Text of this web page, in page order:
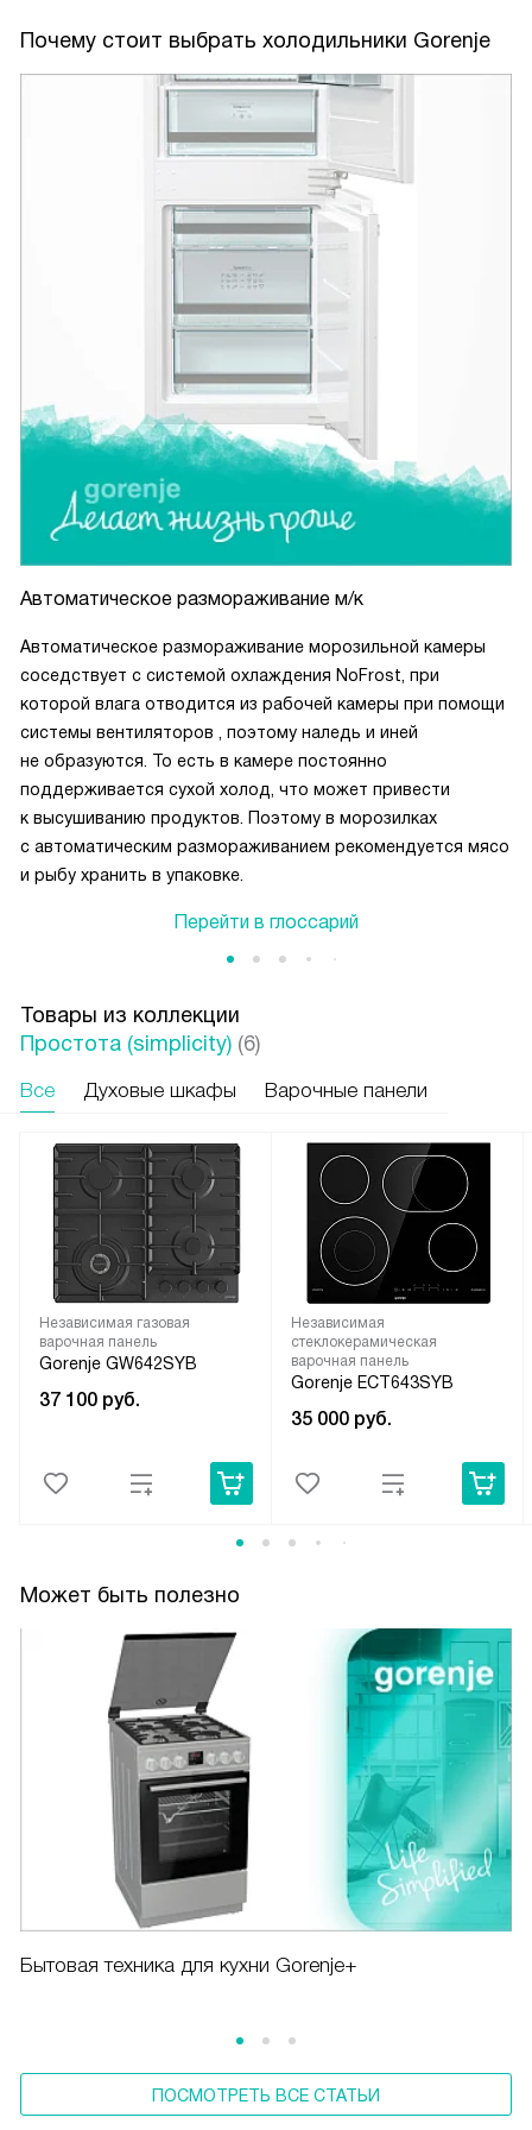
Почему стоит выбрать холодильники Gorenje
Автоматическое размораживание м/к
Автоматическое размораживание морозильной камеры
соседствует с системой охлаждения NoFrost, при
которой влага отводится из рабочей камеры при помощи
системы вентиляторов , поэтому наледь и иней
не образуются. То есть в камере постоянно
поддерживается сухой холод, что может привести
к высушиванию продуктов. Поэтому в морозилках
с автоматическим размораживанием рекомендуется мясо
и рыбу хранить в упаковке.
Перейти в глоссарий
Товары из коллекции
Простота (simplicity) (6)
Все Духовые шкафы Варочные панели
Независимая газовая
варочная панель
Gorenje GW642SYB
37 100 руб.
Независимая
стеклокерамическая
варочная панель
Gorenje ECT643SYB
35 000 руб.
Может быть полезно
Бытовая техника для кухни Gorenje+
ПОСМОТРЕТЬ ВСЕ СТАТЬИ